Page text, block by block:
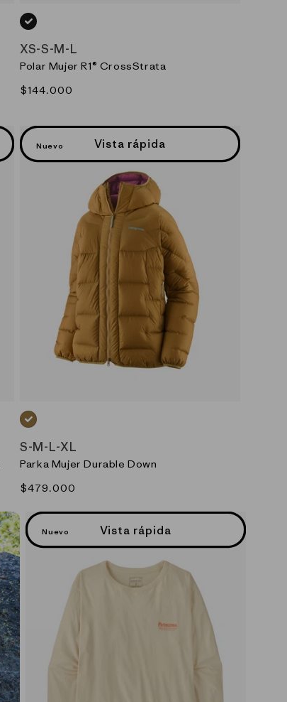
NEGRO_(BLK)
XS-S-M-L
Polar Mujer R1® CrossStrata
Precio
$144.000
Nuevo Vista rápida
CAFE_(BCBN)
S-M-L-XL
Parka Mujer Durable Down
Precio
$479.000
Nuevo Vista rápida